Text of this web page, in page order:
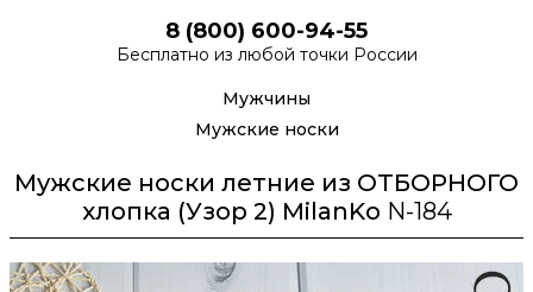
8 (800) 600-94-55
Бесплатно из любой точки России
Мужчины
Мужские носки
Мужские носки летние из ОТБОРНОГО
хлопка (Узор 2) MilanKo N-184